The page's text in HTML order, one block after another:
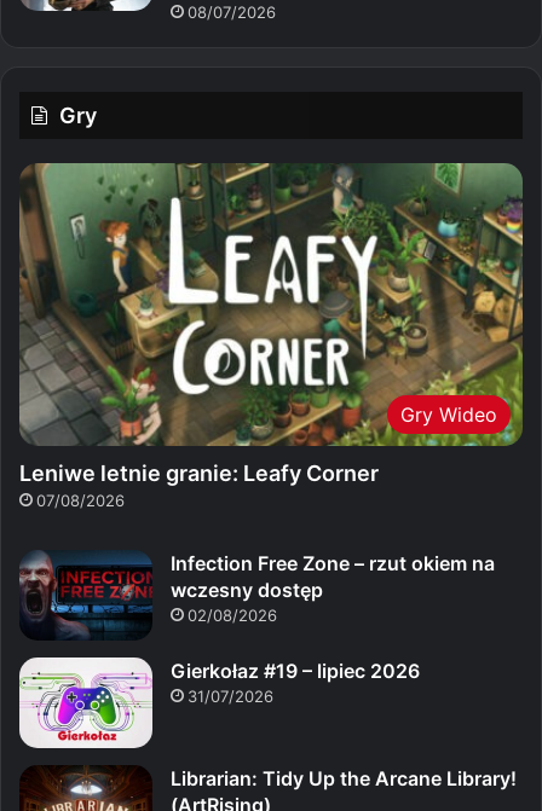
08/07/2026
Gry
Gry Wideo
Leniwe letnie granie: Leafy Corner
07/08/2026
Infection Free Zone – rzut okiem na
wczesny dostęp
02/08/2026
Gierkołaz #19 – lipiec 2026
31/07/2026
Librarian: Tidy Up the Arcane Library!
(ArtRising)